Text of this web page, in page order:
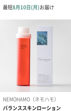
均一に混ぜてくだ
部分に適量をスプ
ルを肩にかけるな
るのがポイントで
、ボディミストとし